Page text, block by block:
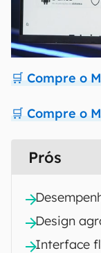
🛒 Compre o
🛒 Compre o
Prós
Design
Interface